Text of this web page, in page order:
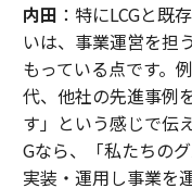
内田 ：特にLCGと既
いは、事業運営を担
もっている点です。
代、他社の先進事例
す」という感じで伝
Gなら、「私たちの
実装・運用し事業を